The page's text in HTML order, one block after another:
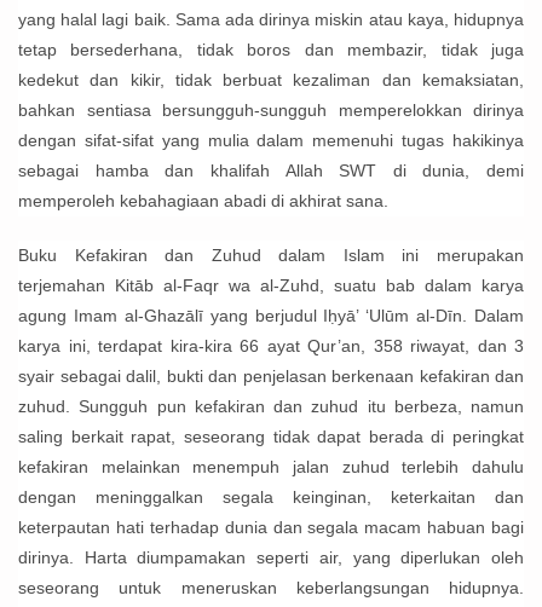
yang halal lagi baik. Sama ada dirinya miskin atau kaya, hidupnya
tetap bersederhana, tidak boros dan membazir, tidak juga
kedekut dan kikir, tidak berbuat kezaliman dan kemaksiatan,
bahkan sentiasa bersungguh-sungguh memperelokkan dirinya
dengan sifat-sifat yang mulia dalam memenuhi tugas hakikinya
sebagai hamba dan khalifah Allah SWT di dunia, demi
memperoleh kebahagiaan abadi di akhirat sana.
Buku Kefakiran dan Zuhud dalam Islam ini merupakan
terjemahan Kitāb al-Faqr wa al-Zuhd, suatu bab dalam karya
agung Imam al-Ghazālī yang berjudul Iḥyā’ ‘Ulūm al-Dīn. Dalam
karya ini, terdapat kira-kira 66 ayat Qur’an, 358 riwayat, dan 3
syair sebagai dalil, bukti dan penjelasan berkenaan kefakiran dan
zuhud. Sungguh pun kefakiran dan zuhud itu berbeza, namun
saling berkait rapat, seseorang tidak dapat berada di peringkat
kefakiran melainkan menempuh jalan zuhud terlebih dahulu
dengan meninggalkan segala keinginan, keterkaitan dan
keterpautan hati terhadap dunia dan segala macam habuan bagi
dirinya. Harta diumpamakan seperti air, yang diperlukan oleh
seseorang untuk meneruskan keberlangsungan hidupnya.